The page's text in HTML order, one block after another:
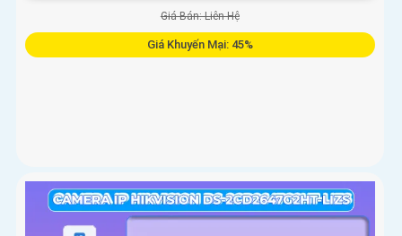
Giá Bán: Liên Hệ
Giá Khuyến Mại: 45%